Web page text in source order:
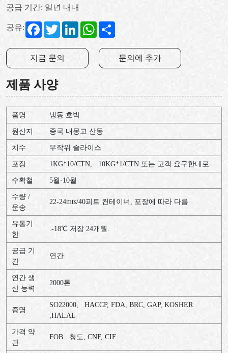
공급 기간: 일년 내내
공유: FacebookTwitterLinkedInWhatsApp
지금 문의 문의에 추가
제품 사양
품명 냉동 호박
원산지 중국 내몽고 산동
치수 무작위 슬라이스
포장 1KG*10/CTN, 10KG*1/CTN 또는 고객 요구한대로
수확철 5월-10월
수량 /
운송
22-24mts/40피트 컨테이너 , 포장에 따라 다름
유통기
한
.-18℃ 저장 24개월 .
공급 기
간
연간
연간 생
산 능력
2000톤
증명
SO22000, HACCP, FDA, BRC, GAP, KOSHER
,HALAL
가격 약
관
FOB 청도, CNF, CIF